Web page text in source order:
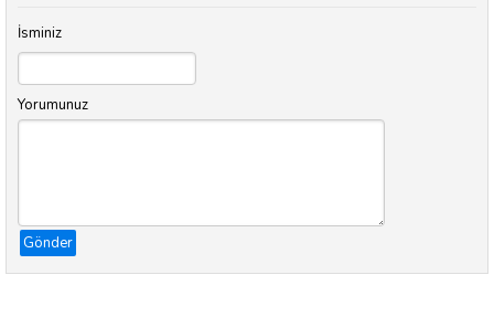
İsminiz
Yorumunuz
Gönder